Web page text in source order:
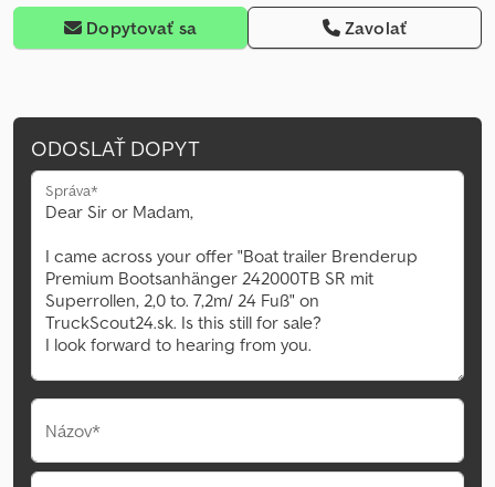
Dopytovať sa Zavolať
ODOSLAŤ DOPYT
Správa*
Názov*